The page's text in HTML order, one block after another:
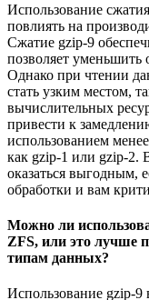
Использование
повлиять на
Сжатие gzip-9
позволяет
Однако при чтении
стать узким местом,
вычислительных
привести к
использованием
как gzip-1 или gzip-2.
оказаться выгодным,
обработки и вам
Можно ли
ZFS, или это лучше
типам данных?
Использование gzip-9